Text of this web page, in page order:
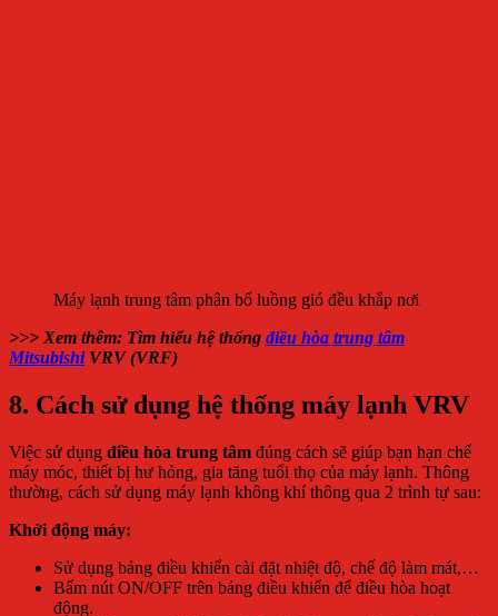
Máy lạnh trung tâm phân bổ luồng gió đều khắp nơi
>>> Xem thêm: Tìm hiểu hệ thống điều hòa trung tâm
MitsubishiVRV (VRF)
8. Cách sử dụng hệ thống máy lạnh VRV
Việc sử dụng điều hòa trung tâm đúng cách sẽ giúp bạn hạn chế
máy móc, thiết bị hư hỏng, gia tăng tuổi thọ của máy lạnh. Thông
thường, cách sử dụng máy lạnh không khí thông qua 2 trình tự sau:
Khởi động máy:
Sử dụng bảng điều khiển cài đặt nhiệt độ, chế độ làm mát,…
Bấm nút ON/OFF trên bảng điều khiển để điều hòa hoạt
động.